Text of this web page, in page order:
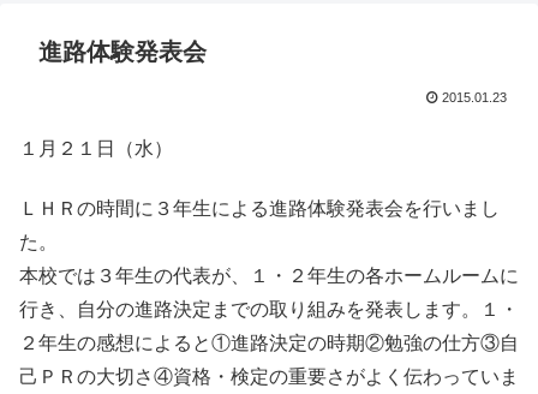
進路体験発表会
2015.01.23
１月２１日（水）
ＬＨＲの時間に３年生による進路体験発表会を行いまし
た。
本校では３年生の代表が、１・２年生の各ホームルームに
行き、自分の進路決定までの取り組みを発表します。１・
２年生の感想によると①進路決定の時期②勉強の仕方③自
己ＰＲの大切さ④資格・検定の重要さがよく伝わっていま